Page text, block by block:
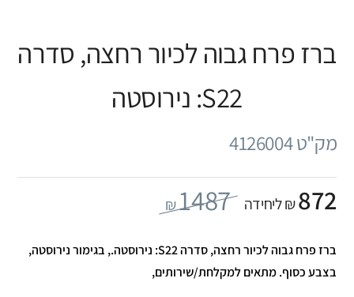
ברז פרח גבוה לכיור רחצה, סדרה
S22: נירוסטה
מק"ט 4126004
872₪ ליחידה 1487
₪
ברז פרח גבוה לכיור רחצה, סדרה S22: נירוסטה., בגימור נירוסטה,
בצבע כסוף. מתאים למקלחת/שירותים,